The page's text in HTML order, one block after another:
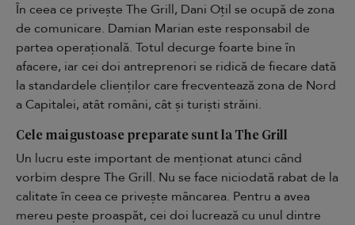
În ceea ce privește The Grill, Dani Oțil se ocupă de zona
de comunicare. Damian Marian este responsabil de
partea operațională. Totul decurge foarte bine în
afacere, iar cei doi antreprenori se ridică de fiecare dată
la standardele clienților care frecventează zona de Nord
a Capitalei, atât români, cât și turiști străini.
Cele mai gustoase preparate sunt la The Grill
Un lucru este important de menționat atunci când
vorbim despre The Grill. Nu se face niciodată rabat de la
calitate în ceea ce privește mâncarea. Pentru a avea
mereu pește proaspăt, cei doi lucrează cu unul dintre